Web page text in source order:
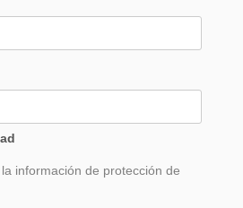
información de protección de